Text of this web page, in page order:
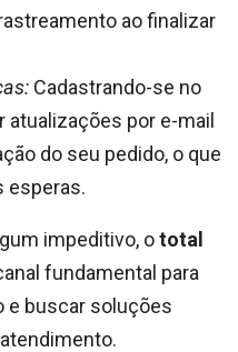
ao finalizar
Cadastrando-se no
atualizações por e-mail
do seu pedido, o que
esperas.
impeditivo, ototal
fundamental para
e buscar soluções